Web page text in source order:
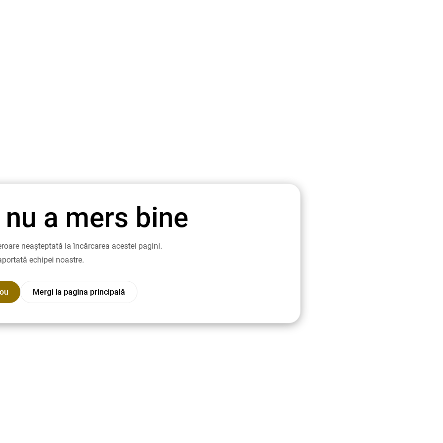
nu a mers bine
neașteptată la încărcarea acestei pagini.
echipei noastre.
Mergi la pagina principală